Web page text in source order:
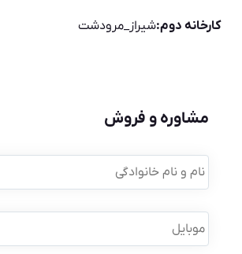
کارخانه دوم:شیراز_مرودشت
مشاوره و فروش
نام
و
نام
موبایل *